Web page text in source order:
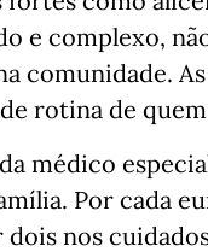
e complexo,
comunidade.
rotina de
médico
Por cada
nos